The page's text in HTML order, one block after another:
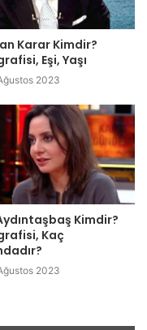
Karar Kimdir?
Eşi, Yaşı
2023
Kimdir?
Kaç
2023